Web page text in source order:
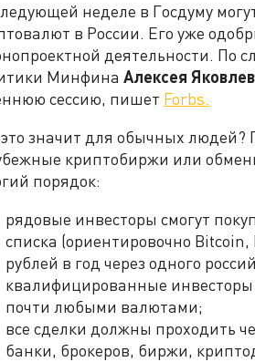
неделе в Госдуму
в России. Его уже
деятельности. По
Минфина Алексея
сессию, пишет Forbs.
значит для обычных людей?
криптобиржи или
порядок:
рядовые инвесторы смогут
списка (ориентировочно
рублей в год через одного
квалифицированные
почти любыми валютами;
все сделки должны проходить
банки, брокеров, биржи,